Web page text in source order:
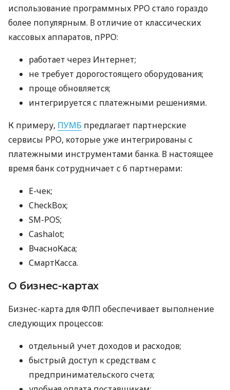
использование программных РРО стало гораздо
более популярным. В отличие от классических
кассовых аппаратов, пРРО:
работает через Интернет;
не требует дорогостоящего оборудования;
проще обновляется;
интегрируется с платежными решениями.
К примеру, ПУМБ предлагает партнерские
сервисы РРО, которые уже интегрированы с
платежными инструментами банка. В настоящее
время банк сотрудничает с 6 партнерами:
E-чек;
CheckBox;
SM-POS;
Cashalot;
ВчасноКаса;
СмартКасса.
О бизнес-картах
Бизнес-карта для ФЛП обеспечивает выполнение
следующих процессов:
отдельный учет доходов и расходов;
быстрый доступ к средствам с
предпринимательского счета;